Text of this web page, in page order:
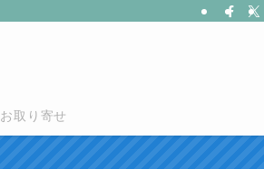
お取り寄せ